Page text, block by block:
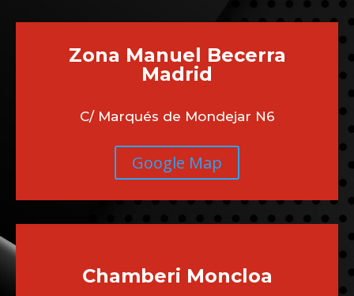
Zona Manuel Becerra
Madrid
C/ Marqués de Mondejar N6
Google Map
Chamberi Moncloa